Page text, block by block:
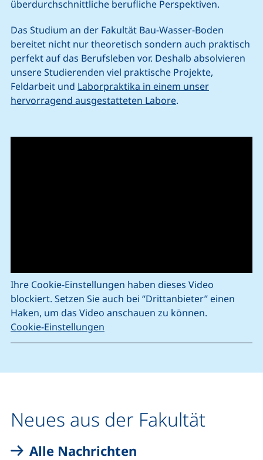
überdurchschnittliche berufliche Perspektiven.
Das Studium an der Fakultät Bau-Wasser-Boden
bereitet nicht nur theoretisch sondern auch praktisch
perfekt auf das Berufsleben vor. Deshalb absolvieren
unsere Studierenden viel praktische Projekte,
Feldarbeit und Laborpraktika in einem unser
hervorragend ausgestatteten Labore.
Ihre Cookie-Einstellungen haben dieses Video
blockiert. Setzen Sie auch bei “Drittanbieter” einen
Haken, um das Video anschauen zu können.
Cookie-Einstellungen
Neues aus der Fakultät
Alle Nachrichten